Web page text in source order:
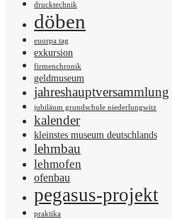
drucktechnik
döben
euorpa tag
exkursion
firmenchronik
geldmuseum
jahreshauptversammlung
jubiläum grundschule niederlungwitz
kalender
kleinstes museum deutschlands
lehmbau
lehmofen
ofenbau
pegasus-projekt
praktika